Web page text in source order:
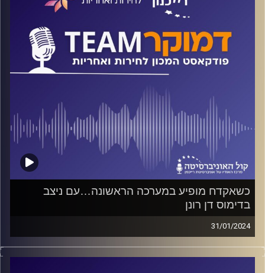
קרדיט תמונות:המכון לחירות ואחריות
כשאקדח מופיע במערכה הראשונה…עם ניצב
בדימוס דן רונן
31/01/2024
פודקאסט המכון לחירות ואחריות באוניברסיטת רייכמן
על הסכנות ועל היתרונות שבהחזקת נשק פרטי במדינת ישראל